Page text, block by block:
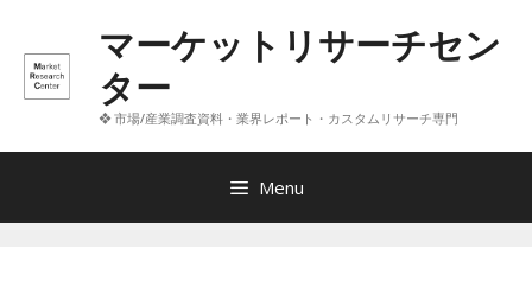
へ
マーケットリサーチセン
ター
❖ 市場/産業調査資料・業界レポート・カスタムリサーチ専門
Menu